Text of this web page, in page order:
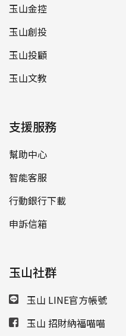
玉山金控
玉山創投
玉山投顧
玉山文教
支援服務
幫助中心
智能客服
行動銀行下載
申訴信箱
玉山社群
玉山 LINE官方帳號
玉山 招財納福喵喵